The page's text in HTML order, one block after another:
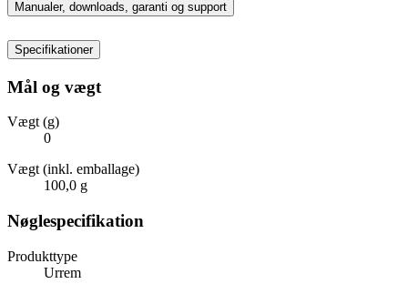
Manualer, downloads, garanti og support
Specifikationer
Mål og vægt
Vægt (g)
0
Vægt (inkl. emballage)
100,0 g
Nøglespecifikation
Produkttype
Urrem